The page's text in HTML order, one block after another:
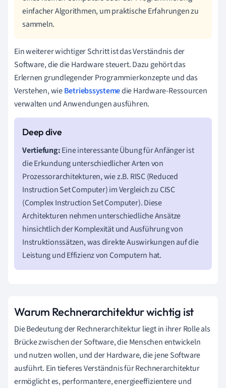
einfacher Algorithmen, um praktische Erfahrungen zu
sammeln.
Ein weiterer wichtiger Schritt ist das Verständnis der
Software, die die Hardware steuert. Dazu gehört das
Erlernen grundlegender Programmierkonzepte und das
Verstehen, wieBetriebssystemedie Hardware-Ressourcen
verwalten und Anwendungen ausführen.
Vertiefung:Eine interessante Übung für Anfänger ist
die Erkundung unterschiedlicher Arten von
Prozessorarchitekturen, wie z.B. RISC (Reduced
Instruction Set Computer) im Vergleich zu CISC
(Complex Instruction Set Computer). Diese
Architekturen nehmen unterschiedliche Ansätze
hinsichtlich der Komplexität und Ausführung von
Instruktionssätzen, was direkte Auswirkungen auf die
Leistung und Effizienz von Computern hat.
Warum Rechnerarchitektur wichtig ist
Die Bedeutung der Rechnerarchitektur liegt in ihrer Rolle als
Brücke zwischen der Software, die Menschen entwickeln
und nutzen wollen, und der Hardware, die jene Software
ausführt. Ein tieferes Verständnis für Rechnerarchitektur
ermöglicht es, performantere, energieeffizientere und